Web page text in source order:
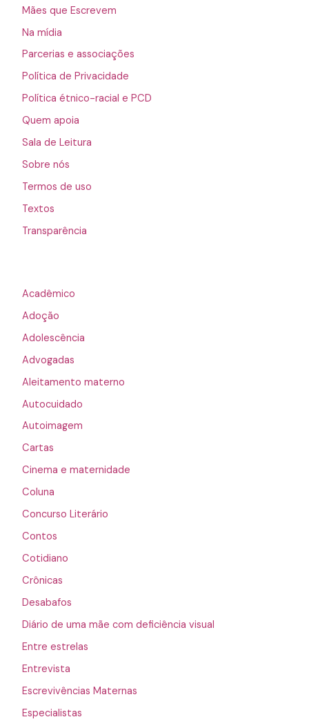
Mães que Escrevem
Na mídia
Parcerias e associações
Política de Privacidade
Política étnico-racial e PCD
Quem apoia
Sala de Leitura
Sobre nós
Termos de uso
Textos
Transparência
Acadêmico
Adoção
Adolescência
Advogadas
Aleitamento materno
Autocuidado
Autoimagem
Cartas
Cinema e maternidade
Coluna
Concurso Literário
Contos
Cotidiano
Crônicas
Desabafos
Diário de uma mãe com deficiência visual
Entre estrelas
Entrevista
Escrevivências Maternas
Especialistas